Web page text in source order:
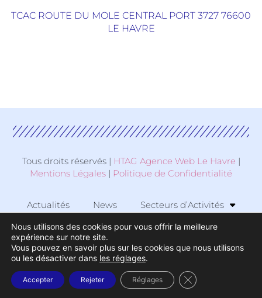
TCAC ROUTE DU MOLE CENTRAL PORT 3727 76600
LE HAVRE
Tous droits réservés | HTAG Agence Web Le Havre |
Mentions Légales | Politique de Confidentialité
Actualités News Secteurs d’Activités
Zone d’Activité
© 2026 TCAC
Nous utilisons des cookies pour vous offrir la meilleure
expérience sur notre site.
Vous pouvez en savoir plus sur les cookies que nous utilisons
ou les désactiver dans les réglages.
Accepter Rejeter Réglages Fermer la bannière